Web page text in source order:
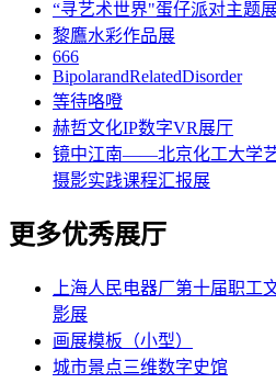
“寻艺术世界"蛋仔派对主题
黎鷹水彩作品展
666
BipolarandRelatedDisorder
等待咯噔
赫哲文化IP数字VR展厅
镜中江南——北京化工大学
摄影实践课程汇报展
更多优秀展厅
上海人民电器厂第十届职
影展
画展模板（小型）
城市景点三维数字史馆